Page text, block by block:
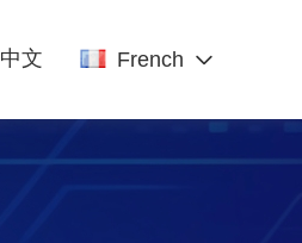
中文 French